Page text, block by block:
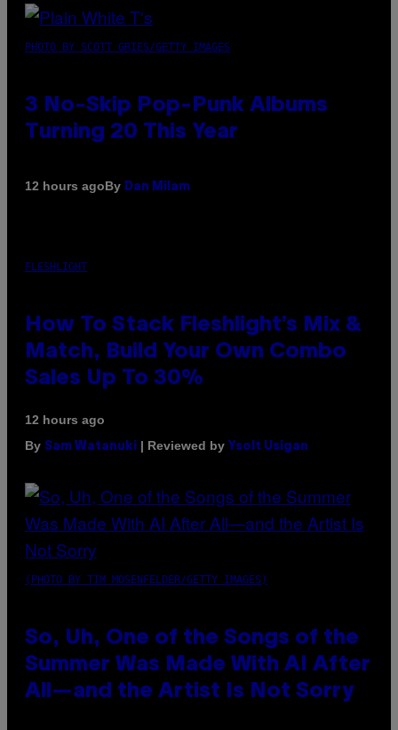
PHOTO BY SCOTT GRIES/GETTY IMAGES
3 No-Skip Pop-Punk Albums
Turning 20 This Year
12 hours agoBy Dan Milam
FLESHLIGHT
How To Stack Fleshlight’s Mix &
Match, Build Your Own Combo
Sales Up To 30%
12 hours ago
By Sam Watanuki | Reviewed by Ysolt Usigan
(PHOTO BY TIM MOSENFELDER/GETTY IMAGES)
So, Uh, One of the Songs of the
Summer Was Made With AI After
All—and the Artist Is Not Sorry